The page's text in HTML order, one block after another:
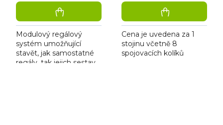
Modulový regálový
systém umožňující
stavět, jak samostatné
regály, tak jejich sestavy
Cena je uvedena za 1
stojinu včetně 8
spojovacích kolíků